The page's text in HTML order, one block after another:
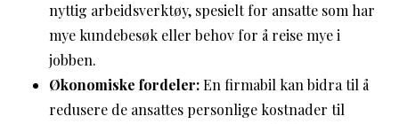
nyttig arbeidsverktøy, spesielt for ansatte som har
mye kundebesøk eller behov for å reise mye i
jobben.
Økonomiske fordeler:En firmabil kan bidra til å
redusere de ansattes personlige kostnader til